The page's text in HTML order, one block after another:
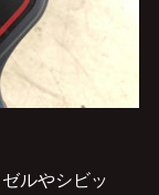
ルやシビッ